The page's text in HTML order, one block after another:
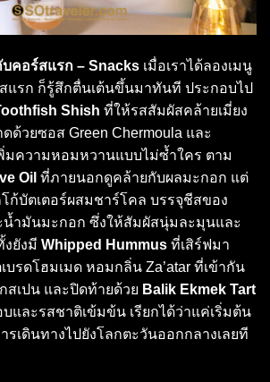
คอร์สแรก – Snacks เมื่อเราได้ลองเมนู
แรก ก็รู้สึกตื่นเต้นขึ้นมาทันที ประกอบไป
Shish ที่ให้รสสัมผัสคล้ายเมี่ยง
ด้วยซอส Green Chermoula และ
พิ่มความหอมหวานแบบไม่ซ้ำใคร ตาม
Oil ที่ภายนอกดูคล้ายกับผลมะกอก แต่
ก้บัตเตอร์ผสมชาร์โคล บรรจุชีสของ
น้ำมันมะกอก ซึ่งให้สัมผัสนุ่มละมุนและ
ยังมี Whipped Hummus ที่เสิร์ฟมา
รดโฮมเมด หอมกลิ่น Za’atar ที่เข้ากัน
เปน และปิดท้ายด้วย Balik Ekmek Tart
และรสชาติเข้มข้น เรียกได้ว่าแค่เริ่มต้น
รเดินทางไปยังโลกตะวันออกกลางเลยที